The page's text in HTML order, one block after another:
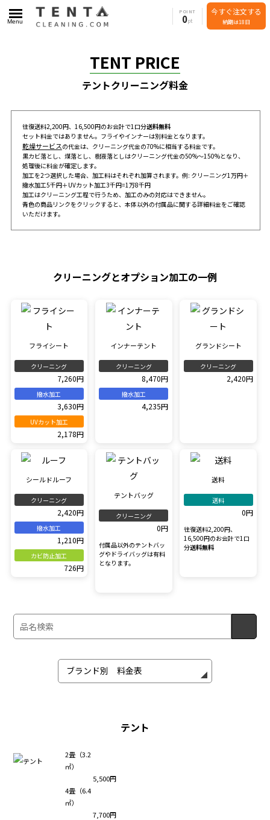
POINT
0
今すぐ注文する
納期は18日
Menu
TENT PRICE
テントクリーニング料金
往復送料2,200円、16,500円のお会計で1口分送料無料
セット料金ではありません。フライやインナーは別料金となります。
乾燥サービスの代金は、クリーニング代金の70%に相当する料金です。
黒カビ落とし、煤落とし、樹液落としはクリーニング代金の50%～150%となり、
処理後に料金が確定します。
加工を2つ選択した場合、加工料はそれぞれ加算されます。例: クリーニング1万円＋
撥水加工5千円＋UVカット加工3千円=1万8千円
加工はクリーニング工程で行うため、加工のみの対応はできません。
青色の商品リンクをクリックすると、本体以外の付属品に関する詳細料金をご確認
いただけます。
クリーニングとオプション加工の一例
フライシート
クリーニング
7,260円
撥水加工
3,630円
UVカット加工
2,178円
インナーテント
クリーニング
8,470円
撥水加工
4,235円
グランドシート
クリーニング
2,420円
シールドルーフ
クリーニング
2,420円
撥水加工
1,210円
カビ防止加工
726円
テントバッグ
クリーニング
0円
付属品以外のテントバッ
グやドライバッグは有料
となります。
送料
送料
0円
往復送料2,200円、
16,500円のお会計で1口
分送料無料
テント
2畳（3.2
㎡）
5,500円
4畳（6.4
㎡）
7,700円